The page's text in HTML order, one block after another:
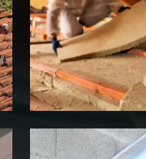
Isolation de